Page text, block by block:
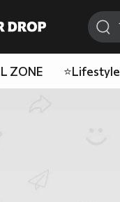
ZONE ⭐Lifestyle